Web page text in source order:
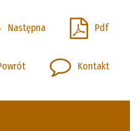
Następna Pdf
Kontakt